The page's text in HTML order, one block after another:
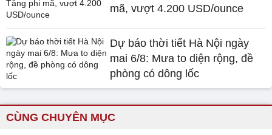
mã, vượt 4.200 USD/ounce
Dự báo thời tiết Hà Nội ngày
mai 6/8: Mưa to diện rộng, đề
phòng có dông lốc
CÙNG CHUYÊN MỤC